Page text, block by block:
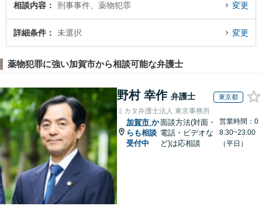
きる加賀市内の弁護士に相談予約したい』などでお困りの相談者さんにおすす
めです。
相談内容 刑事事件、薬物犯罪 変更
詳細条件 未選択 変更
薬物犯罪に強い加賀市から相談可能な弁護士
野村 幸作 弁護士 東京都
ミカタ弁護士法人 東京事務所
加賀市 か
らも相談
受付中
面談方法(対面・
電話・ビデオな
ど)は応相談
営業時間：0
8:30~23:00
（平日）